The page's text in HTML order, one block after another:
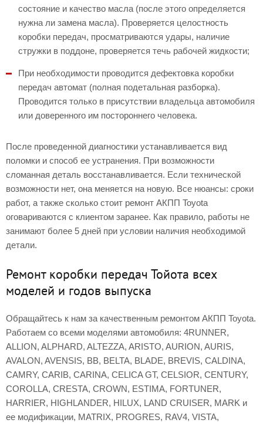
состояние и качество масла (после этого определяется
нужна ли замена масла). Проверяется целостность
коробки передач, просматриваются удары, наличие
стружки в поддоне, проверяется течь рабочей жидкости;
При необходимости проводится дефектовка коробки
передач автомат (полная подетальная разборка).
Проводится только в присутствии владельца автомобиля
или доверенного им постороннего человека.
После проведенной диагностики устанавливается вид
поломки и способ ее устранения. При возможности
сломанная деталь восстанавливается. Если технической
возможности нет, она меняется на новую. Все нюансы: сроки
работ, а также сколько стоит ремонт АКПП Toyota
оговариваются с клиентом заранее. Как правило, работы не
занимают более 5 дней при условии наличия необходимой
детали.
Ремонт коробки передач Тойота всех
моделей и годов выпуска
Обращайтесь к нам за качественным ремонтом АКПП Toyota.
Работаем со всеми моделями автомобиля: 4RUNNER,
ALLION, ALPHARD, ALTEZZA, ARISTO, AURION, AURIS,
AVALON, AVENSIS, BB, BELTA, BLADE, BREVIS, CALDINA,
CAMRY, CARIB, CARINA, CELICA GT, CELSIOR, CENTURY,
COROLLA, CRESTA, CROWN, ESTIMA, FORTUNER,
HARRIER, HIGHLANDER, HILUX, LAND CRUISER, MARK и
ее модификации, MATRIX, PROGRES, RAV4, VISTA,